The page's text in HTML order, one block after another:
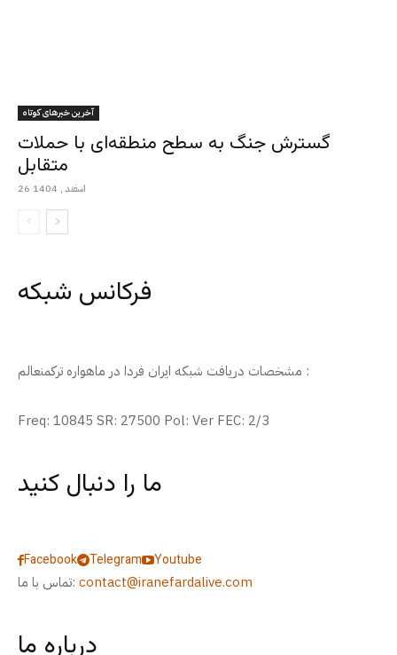
آخرین خبرهای کوتاه
گسترش جنگ به سطح منطقه‌ای با حملات
متقابل
26 اسفند , 1404
فرکانس شبکه
مشخصات دریافت شبکه ایران فردا در ماهواره ترکمنعالم :
Freq: 10845 SR: 27500 Pol: Ver FEC: 2/3
ما را دنبال کنید
Facebook Telegram
Youtube
تماس با ما: contact@iranefardalive.com
درباره ما